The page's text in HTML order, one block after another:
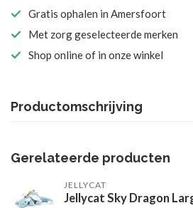
Gratis ophalen in Amersfoort
Met zorg geselecteerde merken
Shop online of in onze winkel
Productomschrijving
Gerelateerde producten
JELLYCAT
Jellycat Sky Dragon